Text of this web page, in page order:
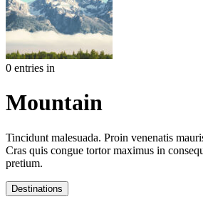
0 entries in
Mountain
Tincidunt malesuada. Proin venenatis
Cras quis congue tortor maximus in
pretium.
Destinations